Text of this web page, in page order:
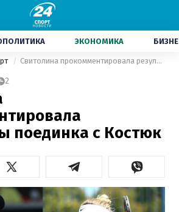
ЭКОНОМИКА
Свитолина прокомментировала результаты поединка с Костюк
2
поединка с Костюк